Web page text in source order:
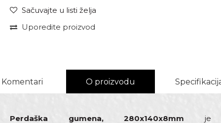
Sačuvajte u listi želja
Uporedite proizvod
Komentari O proizvodu
Perdaška gumena, 280x140x8mm je